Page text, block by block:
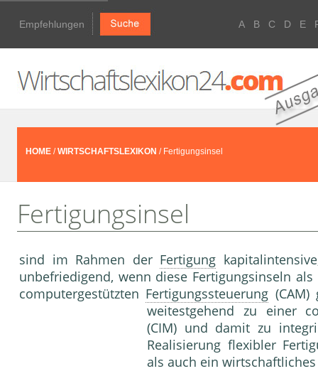
Empfehlungen A B C D E
HOME /WIRTSCHAFTSLEXIKON / Fertigungsinsel
Fertigungsinsel
sind im Rahmen der Fertigung
unbefriedigend, wenn diese Fertigungsinseln
computergestützten Fertigungssteuerung
weitestgehend zu einer
(CIM) und damit zu
Realisierung flexibler
als auch ein